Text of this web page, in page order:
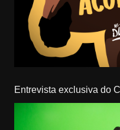
Entrevista exclusiva do